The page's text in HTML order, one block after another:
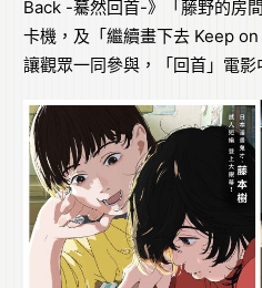
Back -驀然回首-》「藤野的房
卡機，及「繼續畫下去 Keep
讓觀眾一同參與，「回首」電影